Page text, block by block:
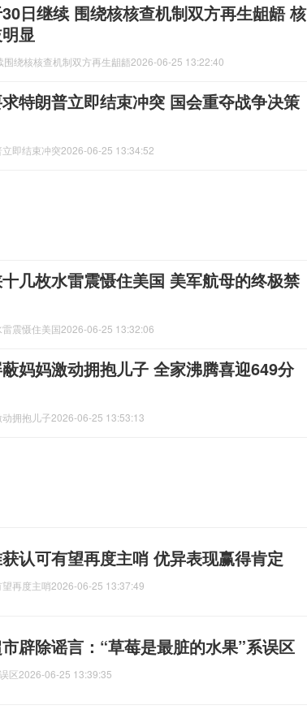
日继续 围绕核核查机制双方再生龃龉 核
显
绕核核查机制双方再生龃龉2026-06-25 13:22:40
特朗普立即结束冲突 国会重夺战争决策
即结束冲突2026-06-25 13:34:52
几枚水雷震慑住美国 美军航母的终极禁
震慑住美国2026-06-25 13:32:06
妈妈激动拥抱儿子 全家沸腾喜迎649分
拥抱儿子2026-06-25 13:53:13
认可有望再度主哨 优异表现赢得肯定
再度主哨2026-06-25 13:37:49
辟除谣言：“草莓是最脏的水果”系误区
区2026-06-25 13:39:35